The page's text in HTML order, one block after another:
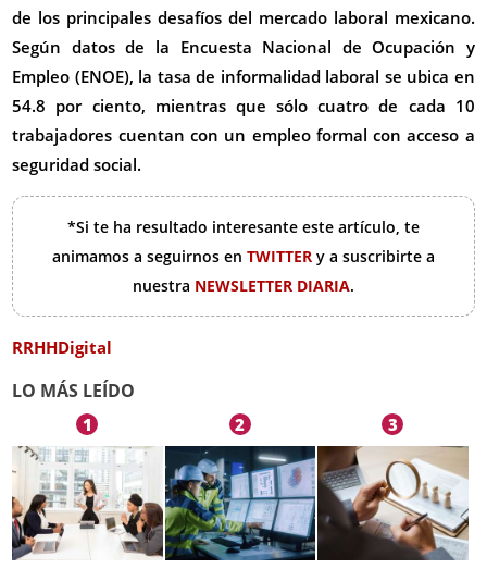
de los principales desafíos del mercado laboral mexicano.
Según datos de la Encuesta Nacional de Ocupación y
Empleo (ENOE), la tasa de informalidad laboral se ubica en
54.8 por ciento, mientras que sólo cuatro de cada 10
trabajadores cuentan con un empleo formal con acceso a
seguridad social.
*Si te ha resultado interesante este artículo, te
animamos a seguirnos en TWITTER y a suscribirte a
nuestra NEWSLETTER DIARIA.
RRHHDigital
LO MÁS LEÍDO
1 2 3